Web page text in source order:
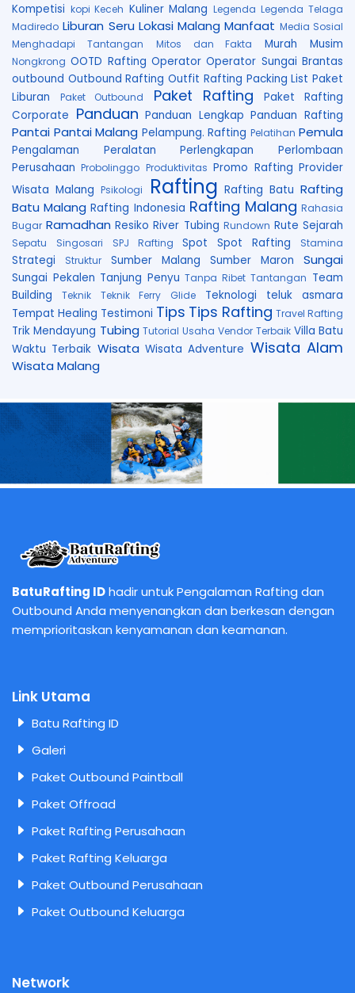
Kompetisi kopi Keceh Kuliner Malang Legenda Legenda Telaga
Madiredo Liburan Seru Lokasi Malang Manfaat Media Sosial
Menghadapi Tantangan
Mitos dan Fakta Murah Musim
Nongkrong OOTD Rafting Operator Operator Sungai Brantas
outbound Outbound Rafting Outfit Rafting Packing List Paket
Liburan
Paket Outbound Paket Rafting
Paket Rafting
Corporate Panduan Panduan Lengkap Panduan Rafting
Pantai Pantai Malang Pelampung. Rafting Pelatihan Pemula
Pengalaman Peralatan Perlengkapan
Perlombaan
Perusahaan Probolinggo Produktivitas Promo Rafting Provider
Wisata Malang Psikologi Rafting Rafting Batu Rafting
Batu Malang Rafting Indonesia Rafting Malang Rahasia
Bugar Ramadhan Resiko River Tubing Rundown Rute Sejarah
Sepatu Singosari SPJ Rafting Spot Spot Rafting Stamina
Strategi Struktur Sumber Malang Sumber Maron Sungai
Sungai Pekalen Tanjung Penyu Tanpa Ribet Tantangan Team
Building
Teknik Teknik Ferry Glide Teknologi
teluk asmara
Tempat Healing Testimoni Tips Tips Rafting Travel Rafting
Trik Mendayung Tubing Tutorial Usaha Vendor Terbaik Villa Batu
Waktu Terbaik Wisata Wisata Adventure Wisata Alam
Wisata Malang
BatuRafting IDhadir untuk Pengalaman Rafting dan
Outbound Anda menyenangkan dan berkesan dengan
memprioritaskan kenyamanan dan keamanan.
Link Utama
Batu Rafting ID
Galeri
Paket Outbound Paintball
Paket Offroad
Paket Rafting Perusahaan
Paket Rafting Keluarga
Paket Outbound Perusahaan
Paket Outbound Keluarga
Network